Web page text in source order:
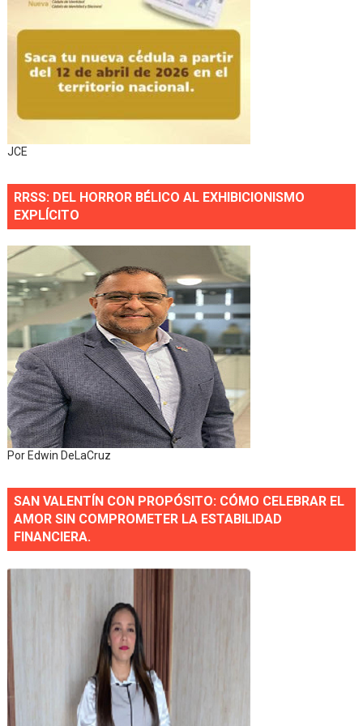
JCE
RRSS: DEL HORROR BÉLICO AL EXHIBICIONISMO
EXPLÍCITO
Por Edwin DeLaCruz
SAN VALENTÍN CON PROPÓSITO: CÓMO CELEBRAR EL
AMOR SIN COMPROMETER LA ESTABILIDAD
FINANCIERA.